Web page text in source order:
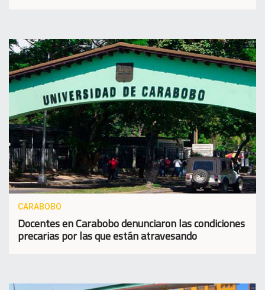
CARABOBO
Docentes en Carabobo denunciaron las condiciones
precarias por las que están atravesando